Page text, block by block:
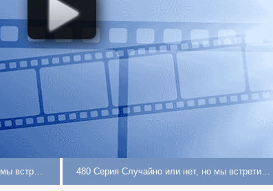
← 482 Серия Случайно или нет, но мы встретились 480 Серия Случайно или нет, но мы встретились →